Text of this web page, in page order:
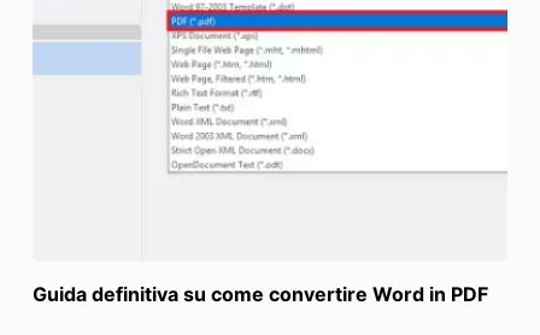
Guida definitiva su come convertire Word in PDF